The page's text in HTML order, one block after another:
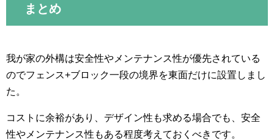
まとめ
我が家の外構は安全性やメンテナンス性が優先されている
のでフェンス+ブロック一段の境界を東面だけに設置しまし
た。
コストに余裕があり、デザイン性も求める場合でも、安全
性やメンテナンス性もある程度考えておくべきです。